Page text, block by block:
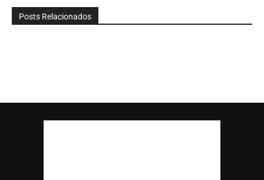
Posts Relacionados